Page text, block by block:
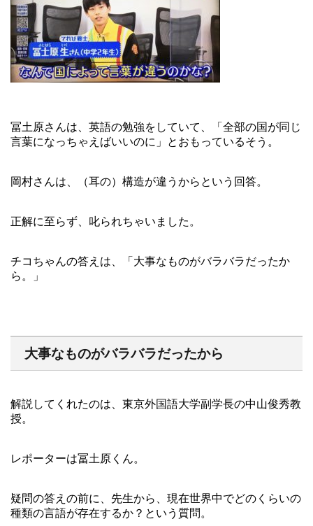
冨土原さんは、英語の勉強をしていて、「全部の国が同じ
言葉になっちゃえばいいのに」とおもっているそう。
岡村さんは、（耳の）構造が違うからという回答。
正解に至らず、叱られちゃいました。
チコちゃんの答えは、「大事なものがバラバラだったか
ら。」
大事なものがバラバラだったから
解説してくれたのは、東京外国語大学副学長の中山俊秀教
授。
レポーターは冨土原くん。
疑問の答えの前に、先生から、現在世界中でどのくらいの
種類の言語が存在するか？という質問。